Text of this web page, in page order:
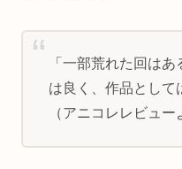
「一部荒れた回は
は良く、作品として
（アニコレレビュー